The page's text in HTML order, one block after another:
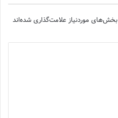
بخش‌های موردنیاز علامت‌گذاری شده‌اند